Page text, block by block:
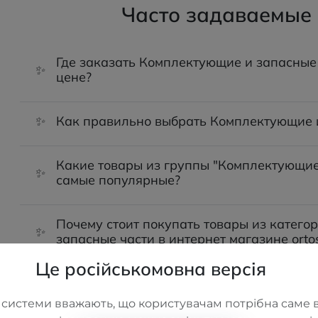
Часто
✨
Где заказать Комплектующие и
цене?
✨ Как правильно выбрать Комплектующие
✨
Какие товары из группы
самые популярные?
✨
Почему стоит покупать товары из
запасные части в интернет магазине
Це російськомовна версія
системи вважають, що користувачам потрібна саме